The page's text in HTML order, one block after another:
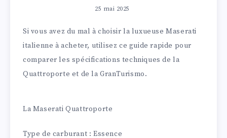
25 mai 2025
Si vous avez du mal à choisir la luxueuse Maserati
italienne à acheter, utilisez ce guide rapide pour
comparer les spécifications techniques de la
Quattroporte et de la GranTurismo.
La Maserati Quattroporte
Type de carburant : Essence